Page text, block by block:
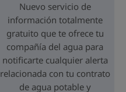
Nuevo servicio de
información totalmente
gratuito que te ofrece tu
compañía del agua para
notificarte cualquier alerta
relacionada con tu contrato
de agua potable y